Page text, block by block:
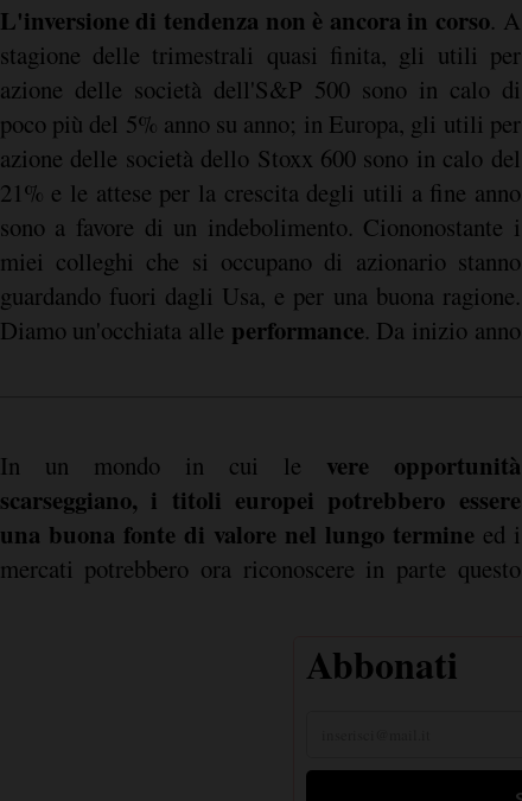
L'inversione di tendenza non è ancora in corso. A
stagione delle trimestrali quasi finita, gli utili per
azione delle società dell'S&P 500 sono in calo di
poco più del 5% anno su anno; in Europa, gli utili per
azione delle società dello Stoxx 600 sono in calo del
21% e le attese per la crescita degli utili a fine anno
sono a favore di un indebolimento. Ciononostante i
miei colleghi che si occupano di azionario stanno
guardando fuori dagli Usa, e per una buona ragione.
Diamo un'occhiata alle performance. Da inizio anno
In un mondo in cui le vere opportunità
scarseggiano, i titoli europei potrebbero essere
una buona fonte di valore nel lungo termine ed i
mercati potrebbero ora riconoscere in parte questo